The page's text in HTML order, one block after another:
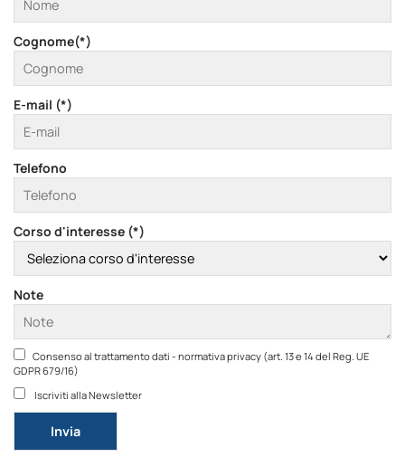
Cognome(*)
E-mail (*)
Telefono
Corso d'interesse (*)
Note
Consenso al trattamento dati - normativa privacy (art. 13 e 14 del Reg. UE
GDPR 679/16)
Iscriviti alla Newsletter